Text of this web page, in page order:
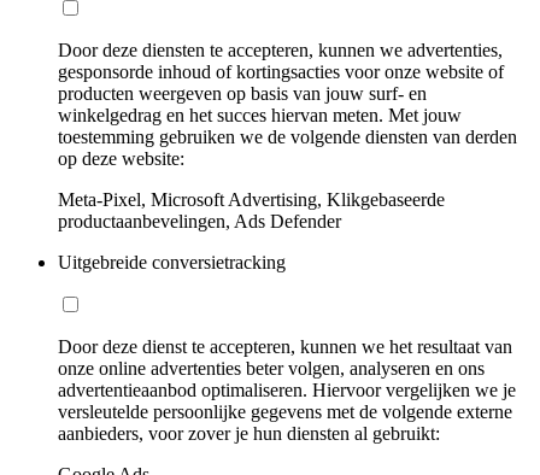
Door deze diensten te accepteren, kunnen we advertenties,
gesponsorde inhoud of kortingsacties voor onze website of
producten weergeven op basis van jouw surf- en
winkelgedrag en het succes hiervan meten. Met jouw
toestemming gebruiken we de volgende diensten van derden
op deze website:
Meta-Pixel, Microsoft Advertising, Klikgebaseerde
productaanbevelingen, Ads Defender
Uitgebreide conversietracking
Door deze dienst te accepteren, kunnen we het resultaat van
onze online advertenties beter volgen, analyseren en ons
advertentieaanbod optimaliseren. Hiervoor vergelijken we je
versleutelde persoonlijke gegevens met de volgende externe
aanbieders, voor zover je hun diensten al gebruikt: